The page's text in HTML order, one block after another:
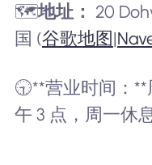
🗺️地址： 20
国 (谷歌地图|
🕤**营业时间：**
午 3 点，周一休